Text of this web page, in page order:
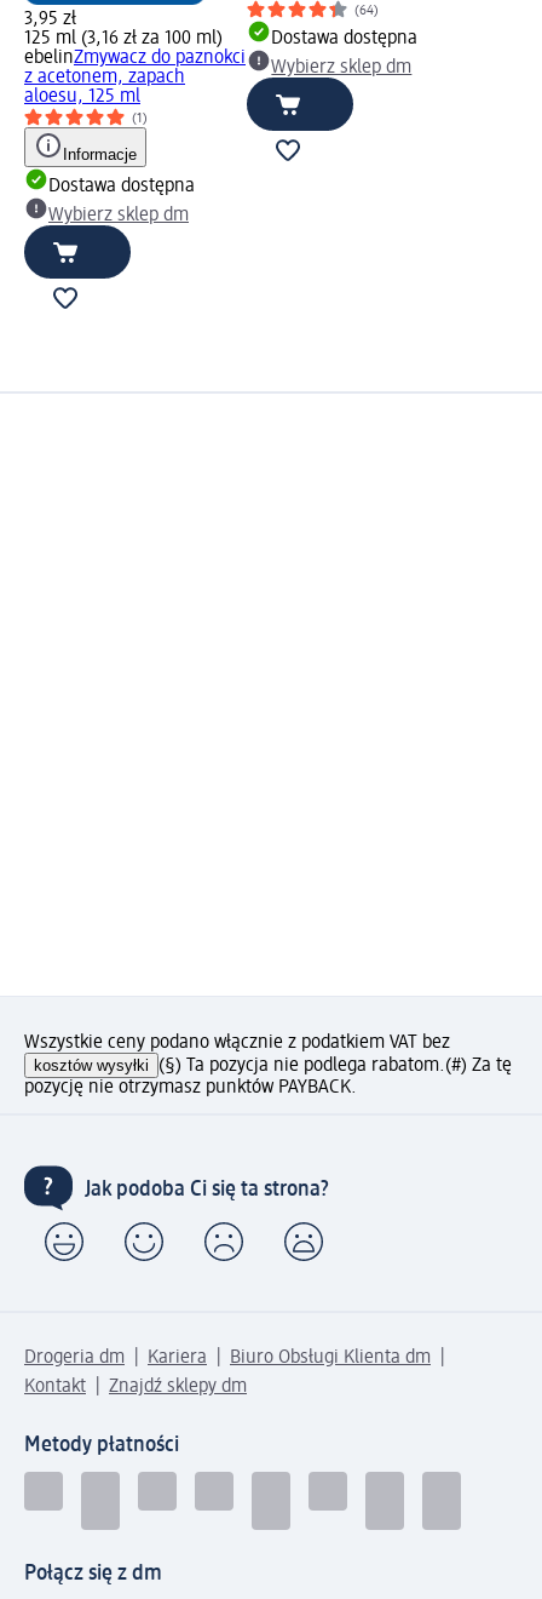
3,95 zł
125 ml (3,16 zł za 100 ml)
ebelinZmywacz do paznokci
z acetonem, zapach
aloesu, 125 ml
(1)
Informacje
Dostawa dostępna
Wybierz sklep dm
(64)
Dostawa dostępna
Wybierz sklep dm
Wszystkie ceny podano włącznie z podatkiem VAT bez
kosztów wysyłki (§) Ta pozycja nie podlega rabatom.(#) Za tę
pozycję nie otrzymasz punktów PAYBACK.
Jak podoba Ci się ta strona?
Drogeria dm Kariera
Biuro Obsługi Klienta dm
Kontakt
Znajdź sklepy dm
Metody płatności
Połącz się z dm